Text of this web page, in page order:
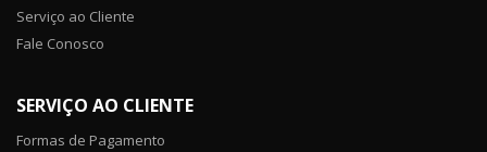
Serviço ao Cliente
Fale Conosco
SERVIÇO AO CLIENTE
Formas de Pagamento